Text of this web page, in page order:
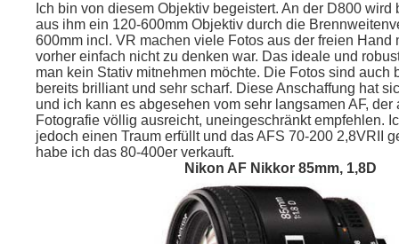
Ich bin von diesem Objektiv begeistert. An der D800
aus ihm ein 120-600mm Objektiv durch die
600mm incl. VR machen viele Fotos aus der freien Hand
vorher einfach nicht zu denken war. Das ideale und
man kein Stativ mitnehmen möchte. Die Fotos sind auch
bereits brilliant und sehr scharf. Diese Anschaffung hat
und ich kann es abgesehen vom sehr langsamen AF, der
Fotografie völlig ausreicht, uneingeschränkt empfehlen.
jedoch einen Traum erfüllt und das AFS 70-200 2,8VRII
habe ich das 80-400er verkauft.
Nikon AF Nikkor 85mm, 1,8D